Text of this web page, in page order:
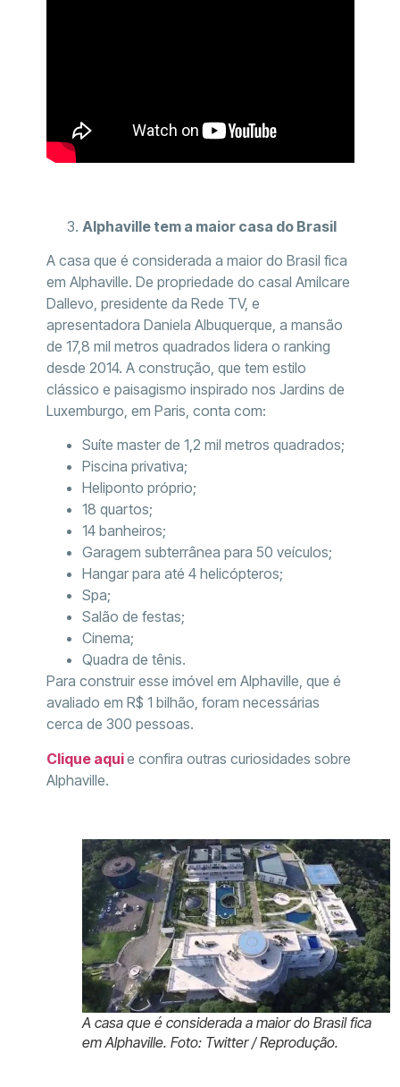
Alphaville tem a maior casa do Brasil
A casa que é considerada a maior do Brasil fica
em Alphaville. De propriedade do casal Amilcare
Dallevo, presidente da Rede TV, e
apresentadora Daniela Albuquerque, a mansão
de 17,8 mil metros quadrados lidera o ranking
desde 2014. A construção, que tem estilo
clássico e paisagismo inspirado nos Jardins de
Luxemburgo, em Paris, conta com:
Suíte master de 1,2 mil metros quadrados;
Piscina privativa;
Heliponto próprio;
18 quartos;
14 banheiros;
Garagem subterrânea para 50 veículos;
Hangar para até 4 helicópteros;
Spa;
Salão de festas;
Cinema;
Quadra de tênis.
Para construir esse imóvel em Alphaville, que é
avaliado em R$ 1 bilhão, foram necessárias
cerca de 300 pessoas.
Clique aquie confira outras curiosidades sobre
Alphaville.
A casa que é considerada a maior do Brasil fica
em Alphaville. Foto: Twitter / Reprodução.